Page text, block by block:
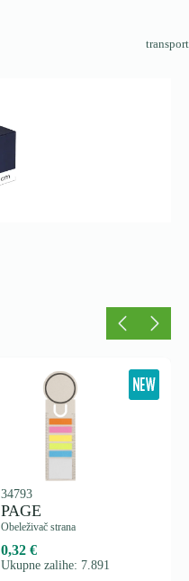
transport
34793
PAGE
Obeleživač strana
0,32 €
Ukupne zalihe: 7.891